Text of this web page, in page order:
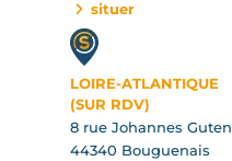
situer
LOIRE-ATLANTIQUE
(SUR RDV)
8 rue Johannes
44340 Bouguenais